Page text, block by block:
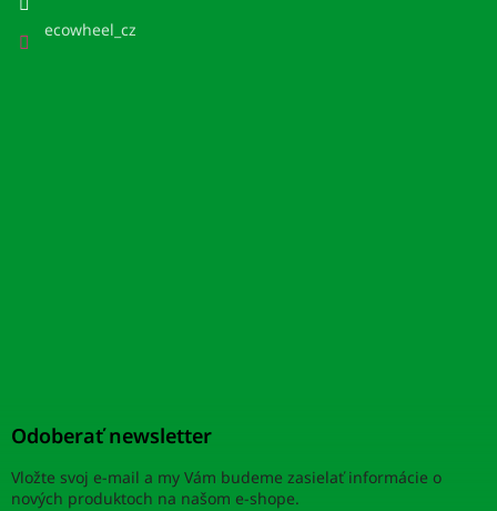
ecowheel_cz
Odoberať newsletter
Vložte svoj e-mail a my Vám budeme zasielať informácie o
nových produktoch na našom e-shope.